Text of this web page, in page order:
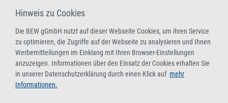
Hinweis zu Cookies
Die BEW gGmbH nutzt auf dieser Webseite Cookies, um ihren Service
zu optimieren, die Zugriffe auf der Webseite zu analysieren und Ihnen
Werbemitteilungen im Einklang mit Ihren Browser-Einstellungen
anzuzeigen. Informationen über den Einsatz der Cookies erhalten Sie
in unserer Datenschutzerklärung durch einen Klick auf mehr
Informationen.